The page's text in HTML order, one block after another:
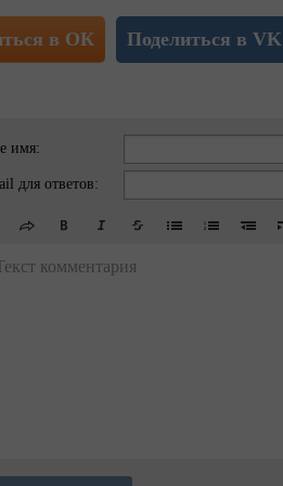
в ОК Поделиться в VK
имя:
для ответов:
комментария